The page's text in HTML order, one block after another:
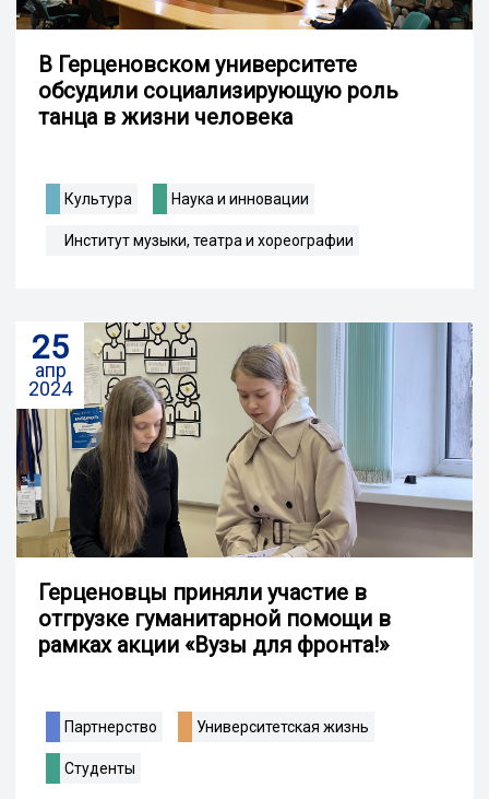
В Герценовском университете
обсудили социализирующую роль
танца в жизни человека
Культура Наука и инновации
Институт музыки, театра и хореографии
25
апр
2024
Герценовцы приняли участие в
отгрузке гуманитарной помощи в
рамках акции «Вузы для фронта!»
Партнерство Университетская жизнь
Студенты